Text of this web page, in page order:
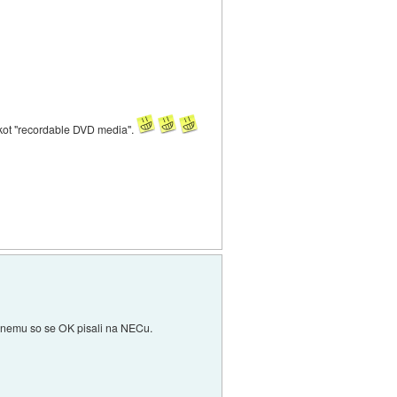
"recordable DVD media".
so se OK pisali na NECu.